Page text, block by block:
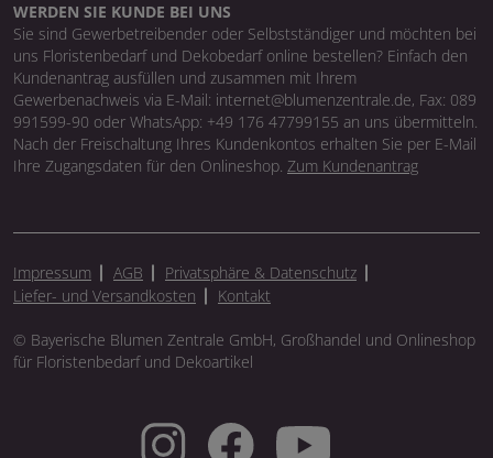
WERDEN SIE KUNDE BEI UNS
Sie sind Gewerbetreibender oder Selbstständiger und möchten bei
uns Floristenbedarf und Dekobedarf online bestellen? Einfach den
Kundenantrag ausfüllen und zusammen mit Ihrem
Gewerbenachweis via E-Mail: internet@blumenzentrale.de, Fax: 089
991599-90 oder WhatsApp: +49 176 47799155 an uns übermitteln.
Nach der Freischaltung Ihres Kundenkontos erhalten Sie per E-Mail
Ihre Zugangsdaten für den Onlineshop. Zum Kundenantrag
Impressum AGB
Privatsphäre & Datenschutz
Liefer- und Versandkosten
Kontakt
© Bayerische Blumen Zentrale GmbH, Großhandel und Onlineshop
für Floristenbedarf und Dekoartikel